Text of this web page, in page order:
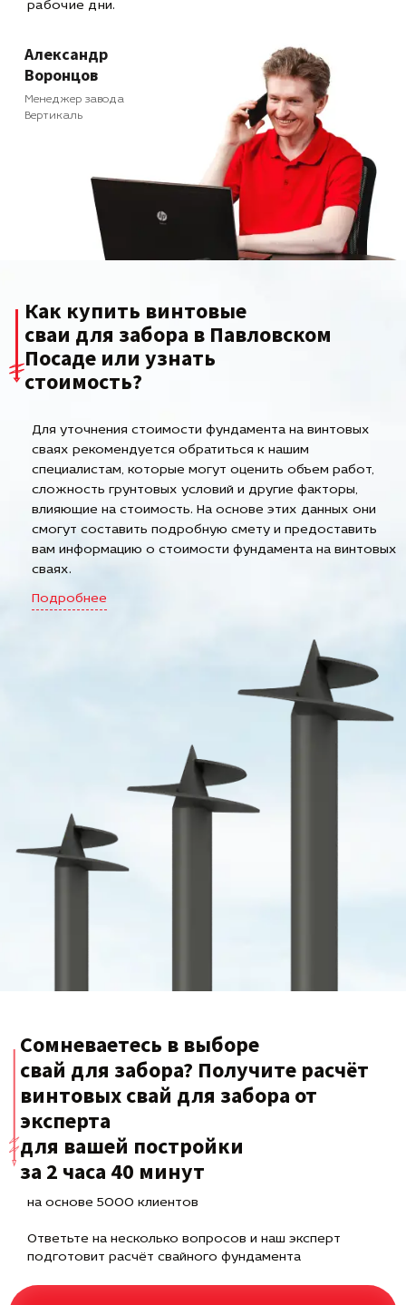
рабочие дни.
Александр
Воронцов
Менеджер завода
Вертикаль
Как купить винтовые
сваи для забора в Павловском
Посаде или узнать
стоимость?
Для уточнения стоимости фундамента на винтовых
сваях рекомендуется обратиться к нашим
специалистам, которые могут оценить объем работ,
сложность грунтовых условий и другие факторы,
влияющие на стоимость. На основе этих данных они
смогут составить подробную смету и предоставить
вам информацию о стоимости фундамента на винтовых
сваях.
Подробнее
Сомневаетесь в выборе
свай для забора? Получите расчёт
винтовых свай для забора от
эксперта
для вашей постройки
за 2 часа 40 минут
на основе 5000 клиентов
Ответьте на несколько вопросов и наш эксперт
подготовит расчёт свайного фундамента